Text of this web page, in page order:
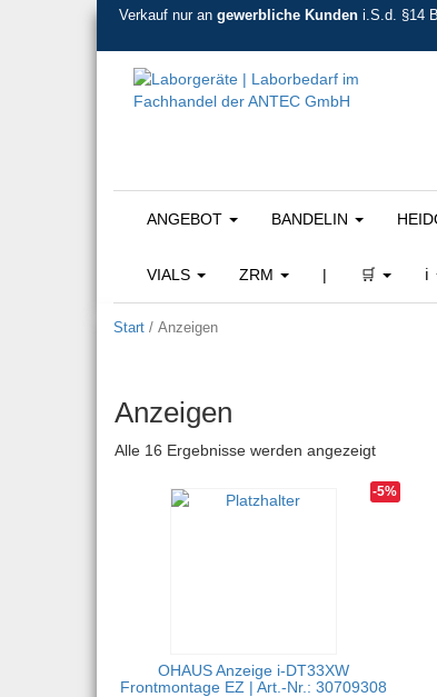
Verkauf nur an gewerbliche Kunden i.S.d. §14
ANGEBOT BANDELIN
VIALS ZRM | 🛒 ℹ️
Start / Anzeigen
Anzeigen
Alle 16 Ergebnisse werden angezeigtNach
-5%
OHAUS Anzeige i-DT33XW
Frontmontage EZ | Art.-Nr.: 30709308